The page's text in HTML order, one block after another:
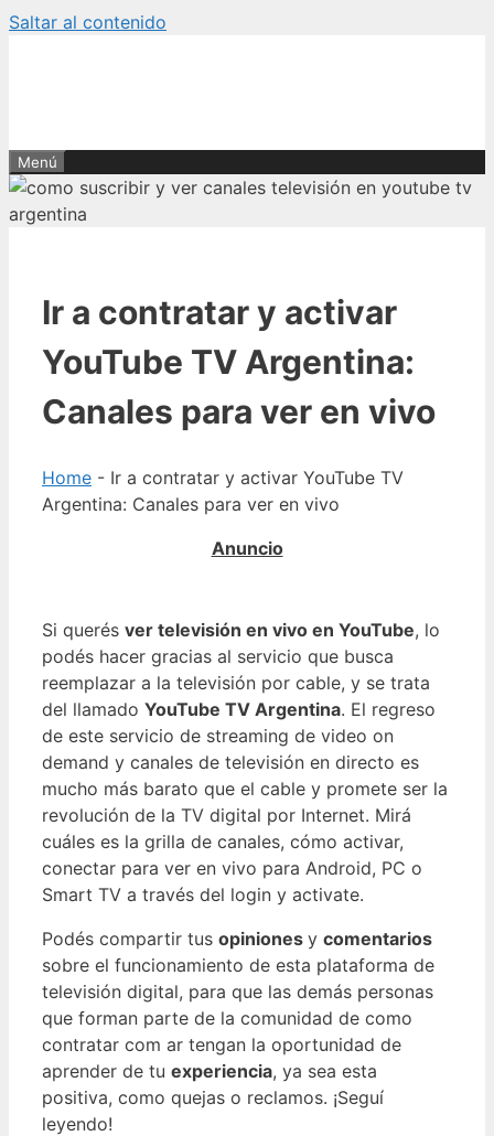
Saltar al contenido
Menú
Ir a contratar y activar
YouTube TV Argentina:
Canales para ver en vivo
Home - Ir a contratar y activar YouTube TV
Argentina: Canales para ver en vivo
Si querés ver televisión en vivo en YouTube, lo
podés hacer gracias al servicio que busca
reemplazar a la televisión por cable, y se trata
del llamado YouTube TV Argentina. El regreso
de este servicio de streaming de video on
demand y canales de televisión en directo es
mucho más barato que el cable y promete ser la
revolución de la TV digital por Internet. Mirá
cuáles es la grilla de canales, cómo activar,
conectar para ver en vivo para Android, PC o
Smart TV a través del login y activate.
Podés compartir tus opiniones y comentarios
sobre el funcionamiento de esta plataforma de
televisión digital, para que las demás personas
que forman parte de la comunidad de como
contratar com ar tengan la oportunidad de
aprender de tu experiencia, ya sea esta
positiva, como quejas o reclamos. ¡Seguí
leyendo!